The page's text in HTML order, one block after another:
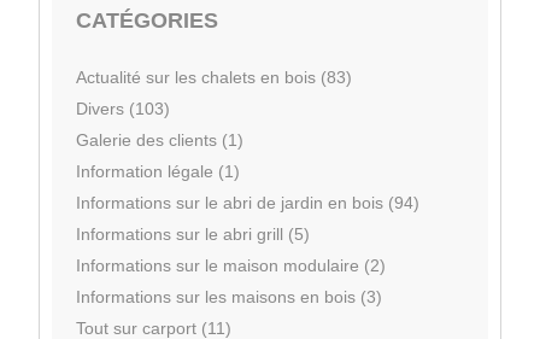
CATÉGORIES
Actualité sur les chalets en bois (83)
Divers (103)
Galerie des clients (1)
Information légale (1)
Informations sur le abri de jardin en bois (94)
Informations sur le abri grill (5)
Informations sur le maison modulaire (2)
Informations sur les maisons en bois (3)
Tout sur carport (11)